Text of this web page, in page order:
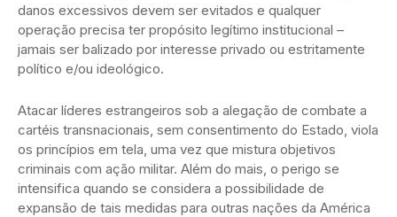
danos excessivos devem ser evitados e qualquer
operação precisa ter propósito legítimo institucional –
jamais ser balizado por interesse privado ou estritamente
político e/ou ideológico.
Atacar líderes estrangeiros sob a alegação de combate a
cartéis transnacionais, sem consentimento do Estado, viola
os princípios em tela, uma vez que mistura objetivos
criminais com ação militar. Além do mais, o perigo se
intensifica quando se considera a possibilidade de
expansão de tais medidas para outras nações da América